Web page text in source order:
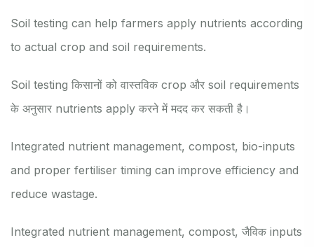
Soil testing can help farmers apply nutrients according
to actual crop and soil requirements.
Soil testing किसानों को वास्तविक crop और soil requirements
के अनुसार nutrients apply करने में मदद कर सकती है।
Integrated nutrient management, compost, bio-inputs
and proper fertiliser timing can improve efficiency and
reduce wastage.
Integrated nutrient management, compost, जैविक inputs